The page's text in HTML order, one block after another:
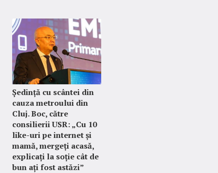
Ședință cu scântei din
cauza metroului din
Cluj. Boc, către
consilierii USR: „Cu 10
like-uri pe internet și
mamă, mergeți acasă,
explicați la soție cât de
bun ați fost astăzi”